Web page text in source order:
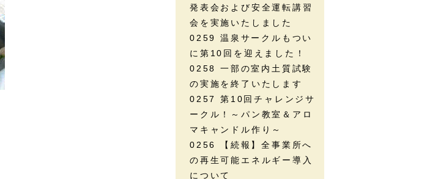
発表会および安全運転講習
会を実施いたしました
0259 温泉サークルもつい
に第10回を迎えました！
0258 一部の室内土質試験
の実施を終了いたします
0257 第10回チャレンジサ
ークル！～パン教室＆アロ
マキャンドル作り～
0256 【続報】全事業所へ
の再生可能エネルギー導入
について